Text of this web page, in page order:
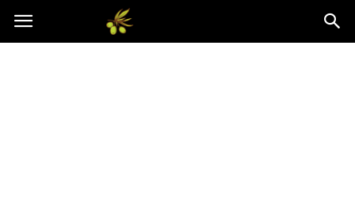
Oliwkowo.pl